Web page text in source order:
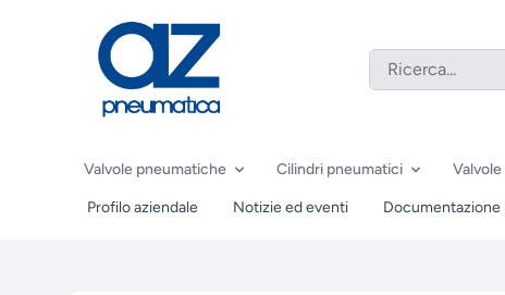
Valvole pneumatiche Cilindri pneumatici
Profilo aziendale Notizie ed eventi Documentazione